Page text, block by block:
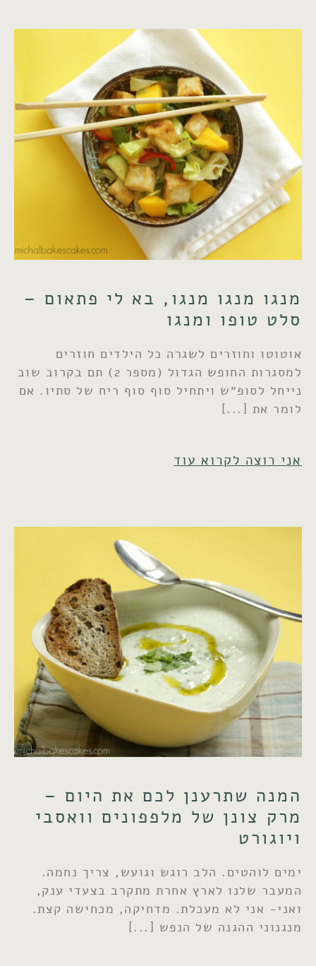
מנגו מנגו מנגו, בא לי פתאום –
סלט טופו ומנגו
אוטוטו וחוזרים לשגרה כל הילדים חוזרים
למסגרות החופש הגדול (מספר 2) תם בקרוב שוב
נייחל לסופ״ש ויתחיל סוף סוף ריח של סתיו. אם
לומר את
אני רוצה לקרוא עוד
המנה שתרענן לכם את היום –
מרק צונן של מלפפונים וואסבי
ויוגורט
ימים לוהטים. הלב רוגש וגועש, צריך נחמה.
המעבר שלנו לארץ אחרת מתקרב בצעדי ענק,
ואני- אני לא מעכלת. מדחיקה, מכחישה קצת.
מנגנוני ההגנה של הנפש